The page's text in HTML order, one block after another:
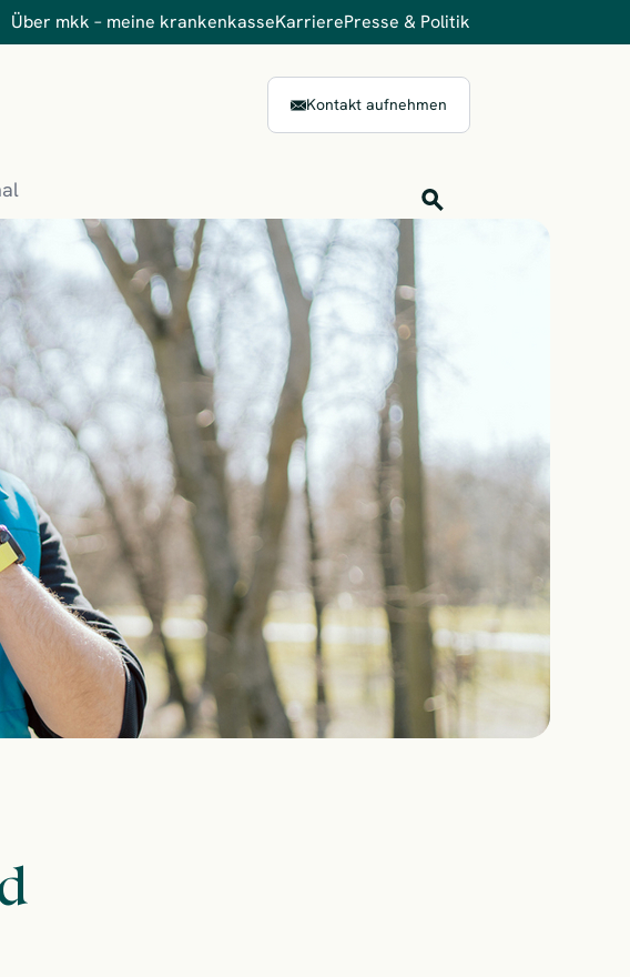
Über mkk – meine krankenkasseKarrierePresse & Politik
Kontakt aufnehmen
Finden